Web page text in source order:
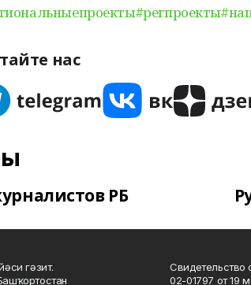
#регпроекты
нас
РБ
гәзит.
02-01797 от 19